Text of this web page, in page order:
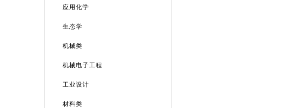
应用化学
生态学
机械类
机械电子工程
工业设计
材料类